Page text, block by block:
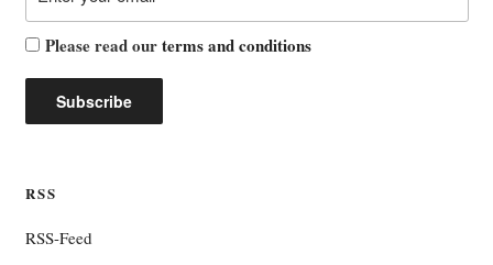
Please read ourterms and conditions
RSS
RSS-Feed